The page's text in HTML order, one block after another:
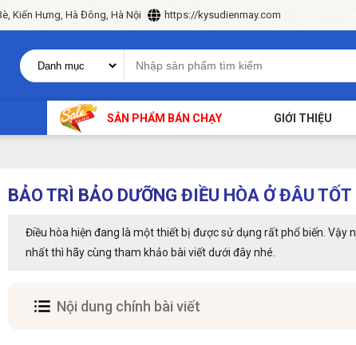
Kiến Hưng, Hà Đông, Hà Nội https://kysudienmay.com
SẢN PHẨM BÁN CHẠY GIỚI THIỆU
BẢO TRÌ BẢO DƯỠNG ĐIỀU HÒA Ở ĐÂU
Điều hòa hiện đang là một thiết bị được sử dụng rất phổ biến.
nhất thì hãy cùng tham khảo bài viết dưới đây nhé.
Nội dung chính bài viết